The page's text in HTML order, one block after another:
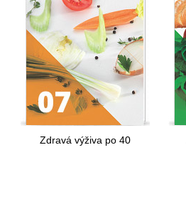
Zdravá výživa po 40